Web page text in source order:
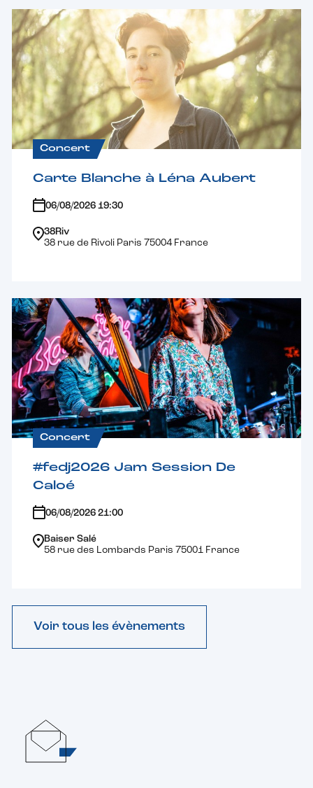
Concert
Carte Blanche à Léna Aubert
06/08/2026 19:30
38Riv
38 rue de Rivoli Paris 75004 France
Concert
#fedj2026 Jam Session De
Caloé
06/08/2026 21:00
Baiser Salé
58 rue des Lombards Paris 75001 France
Voir tous les évènements